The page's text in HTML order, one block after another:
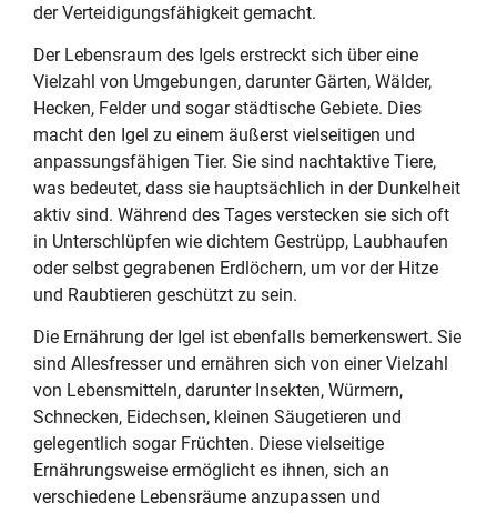
der Verteidigungsfähigkeit gemacht.
Der Lebensraum des Igels erstreckt sich über eine
Vielzahl von Umgebungen, darunter Gärten, Wälder,
Hecken, Felder und sogar städtische Gebiete. Dies
macht den Igel zu einem äußerst vielseitigen und
anpassungsfähigen Tier. Sie sind nachtaktive Tiere,
was bedeutet, dass sie hauptsächlich in der Dunkelheit
aktiv sind. Während des Tages verstecken sie sich oft
in Unterschlüpfen wie dichtem Gestrüpp, Laubhaufen
oder selbst gegrabenen Erdlöchern, um vor der Hitze
und Raubtieren geschützt zu sein.
Die Ernährung der Igel ist ebenfalls bemerkenswert. Sie
sind Allesfresser und ernähren sich von einer Vielzahl
von Lebensmitteln, darunter Insekten, Würmern,
Schnecken, Eidechsen, kleinen Säugetieren und
gelegentlich sogar Früchten. Diese vielseitige
Ernährungsweise ermöglicht es ihnen, sich an
verschiedene Lebensräume anzupassen und